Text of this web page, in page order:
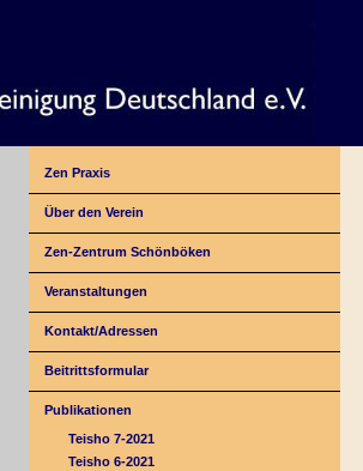
Zen Praxis
Über den Verein
Zen-Zentrum Schönböken
Veranstaltungen
Kontakt/Adressen
Beitrittsformular
Publikationen
Teisho 7-2021
Teisho 6-2021